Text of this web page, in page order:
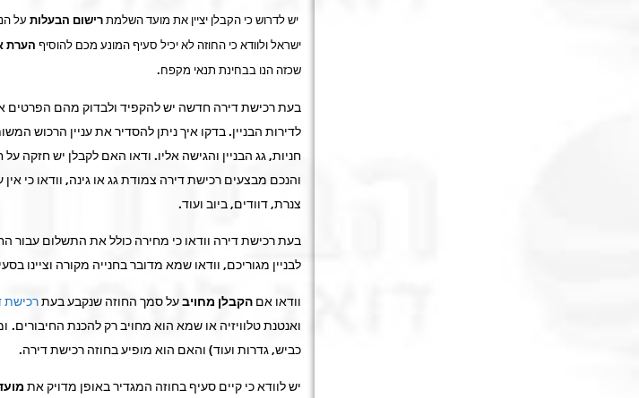
יש לדרוש כי הקבלן יציין את מועד השלמתרישום הבעלות על
ישראל ולוודא כי החוזה לא יכיל סעיף המונע מכם להוסיף הערת
שכזה הנו בבחינת תנאי מקפח.
בעת רכישת דירה חדשה יש להקפיד ולבדוק מהם הפרטים
לדירות הבניין. בדקו איך ניתן להסדיר את עניין הרכוש
חניות, גג הבניין והגישה אליו. ודאו האם לקבלן יש חזקה
והנכם מבצעים רכישת דירה צמודת גג או גינה, וודאו כי
צנרת, דוודים, ביוב ועוד.
בעת רכישת דירה וודאו כי מחירה כולל את התשלום עבור
לבניין מגוריכם, וודאו שמא מדובר בחנייה מקורה וציינו
וודאו אם הקבלן מחויבעל סמך החוזה שנקבע בעתרכישת
ואנטנת טלוויזיה או שמא הוא מחויב רק להכנת
כביש, גדרות ועוד) והאם הוא מופיע בחוזה רכישת דירה.
יש לוודא כי קיים סעיף בחוזה המגדיר באופן מדויק את